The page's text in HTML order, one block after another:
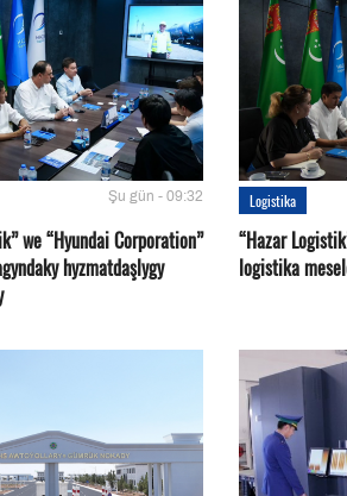
Şu gün - 09:32
we “Hyundai Corporation”
hyzmatdaşlygy
Logistika
“Hazar
logistika